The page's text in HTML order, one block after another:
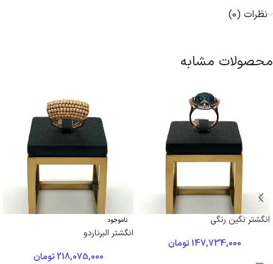
نظرات (0)
محصولات مشابه
انگشتر نگین رنگی
147,734,000تومان
ناموجود
انگشتر البرناردو
218,075,000 تومان